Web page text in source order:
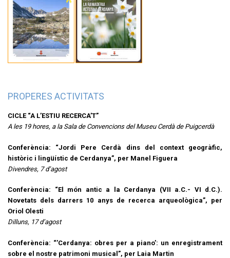
PROPERES ACTIVITATS
CICLE “A L’ESTIU RECERCA’T”
A les 19 hores, a la Sala de Convencions del Museu Cerdà de Puigcerdà
Conferència: “Jordi Pere Cerdà dins del context geogràfic,
històric i lingüístic de Cerdanya”, per Manel Figuera
Divendres, 7 d’agost
Conferència: “El món antic a la Cerdanya (VII a.C.- VI d.C.).
Novetats dels darrers 10 anys de recerca arqueològica”, per
Oriol Olesti
Dilluns, 17 d’agost
Conferència: “’Cerdanya: obres per a piano’: un enregistrament
sobre el nostre patrimoni musical”, per Laia Martin